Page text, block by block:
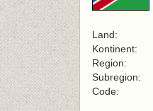
Land:
Kontinent:
Region:
Subregion:
Code: